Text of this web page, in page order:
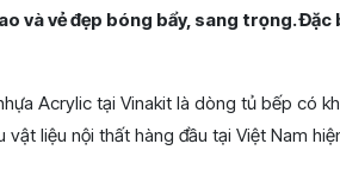
và vẻ đẹp bóng bẩy, sang trọng.
Acrylic tại Vinakit là dòng tủ bếp có
vật liệu nội thất hàng đầu tại Việt Nam